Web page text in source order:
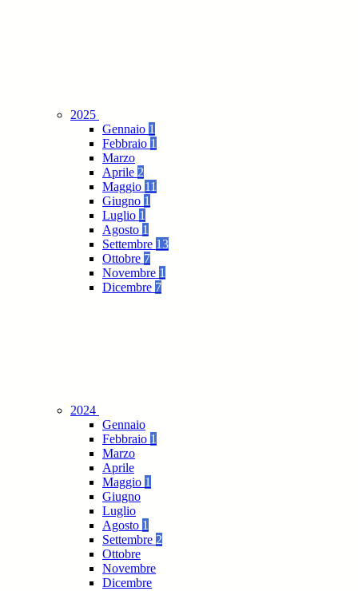
2025
Gennaio 1
Febbraio 1
Marzo
Aprile 2
Maggio 11
Giugno 1
Luglio 1
Agosto 1
Settembre 13
Ottobre 7
Novembre 1
Dicembre 7
2024
Gennaio
Febbraio 1
Marzo
Aprile
Maggio 1
Giugno
Luglio
Agosto 1
Settembre 2
Ottobre
Novembre
Dicembre